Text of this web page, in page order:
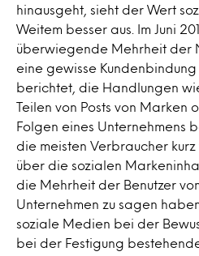
hinausgeht, sieht der Wert
Weitem besser aus. Im Juni
überwiegende Mehrheit der
eine gewisse
berichtet, die Handlungen
Teilen von Posts von Marken
Folgen eines Unternehmens
die meisten Verbraucher kurz
über die sozialen
die Mehrheit der Benutzer
Unternehmen zu sagen
soziale Medien bei der
bei der Festigung